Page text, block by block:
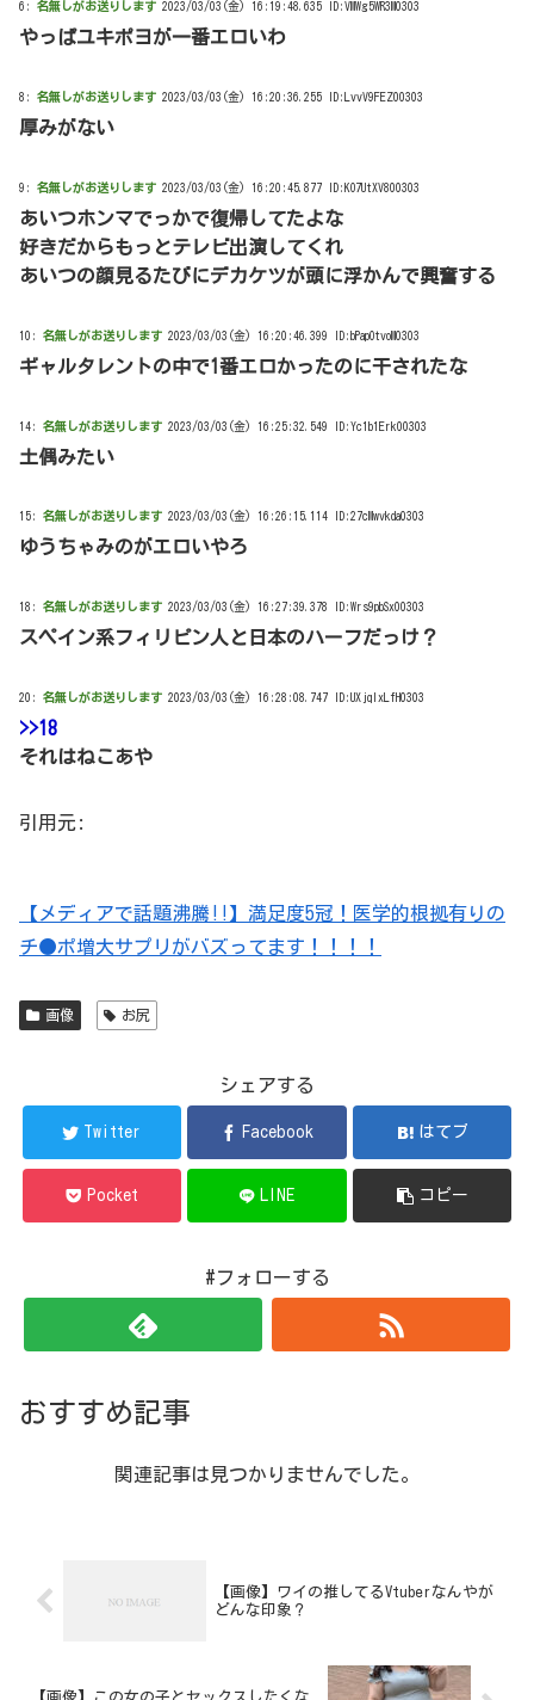
6: 名無しがお送りします 2023/03/03(金) 16:19:48.635 ID:VMWg5WR3M0303
やっぱユキポヨが一番エロいわ
8: 名無しがお送りします 2023/03/03(金) 16:20:36.255 ID:LvvV9FEZ00303
厚みがない
9: 名無しがお送りします 2023/03/03(金) 16:20:45.877 ID:KO7UtXV800303
あいつホンマでっかで復帰してたよな
好きだからもっとテレビ出演してくれ
あいつの顔見るたびにデカケツが頭に浮かんで興奮する
10: 名無しがお送りします 2023/03/03(金) 16:20:46.399 ID:bPapOtvoM0303
ギャルタレントの中で1番エロかったのに干されたな
14: 名無しがお送りします 2023/03/03(金) 16:25:32.549 ID:Yc1b1Erk00303
土偶みたい
15: 名無しがお送りします 2023/03/03(金) 16:26:15.114 ID:27cMwvkda0303
ゆうちゃみのがエロいやろ
18: 名無しがお送りします 2023/03/03(金) 16:27:39.378 ID:Wrs9pbSx00303
スペイン系フィリピン人と日本のハーフだっけ？
20: 名無しがお送りします 2023/03/03(金) 16:28:08.747 ID:UXjqIxLfH0303
>>18
それはねこあや
引用元:
【メディアで話題沸騰!!】満足度5冠！医学的根拠有りの
チ●ポ増大サプリがバズってます！！！！
画像 お尻
シェアする
Twitter Facebook はてブ
Pocket LINE コピー
#フォローする
おすすめ記事
関連記事は見つかりませんでした。
【画像】ワイの推してるVtuberなんやが
どんな印象？